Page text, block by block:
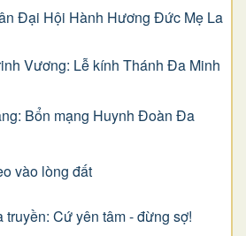
Đại Hội Hành Hương Đức Mẹ La
Vương: Lễ kính Thánh Đa Minh
Bổn mạng Huynh Đoàn Đa
vào lòng đất
Cứ yên tâm - đừng sợ!